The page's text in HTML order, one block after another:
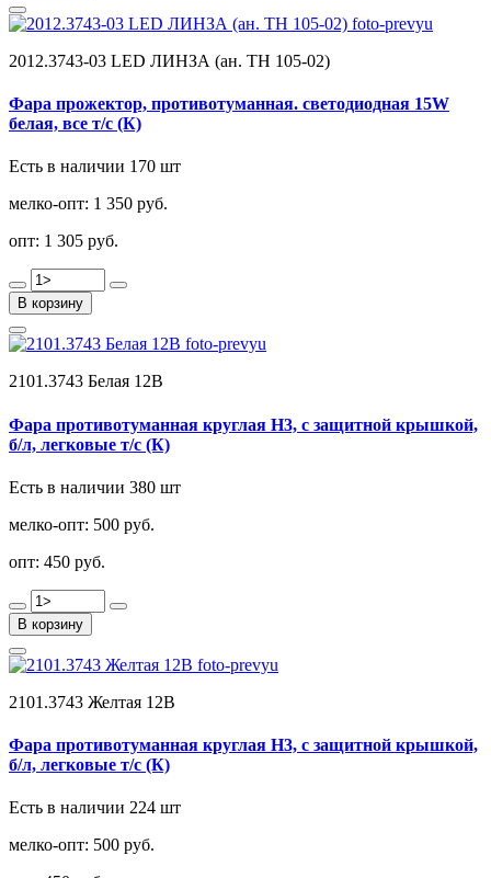
2012.3743-03 LED ЛИНЗА (ан. ТН 105-02)
Фара прожектор, противотуманная. светодиодная 15W
белая, все т/с (К)
Есть в наличии 170 шт
мелко-опт: 1 350 руб.
опт: 1 305 руб.
В корзину
2101.3743 Белая 12В
Фара противотуманная круглая Н3, с защитной крышкой,
б/л, легковые т/с (К)
Есть в наличии 380 шт
мелко-опт: 500 руб.
опт: 450 руб.
В корзину
2101.3743 Желтая 12В
Фара противотуманная круглая Н3, с защитной крышкой,
б/л, легковые т/с (К)
Есть в наличии 224 шт
мелко-опт: 500 руб.